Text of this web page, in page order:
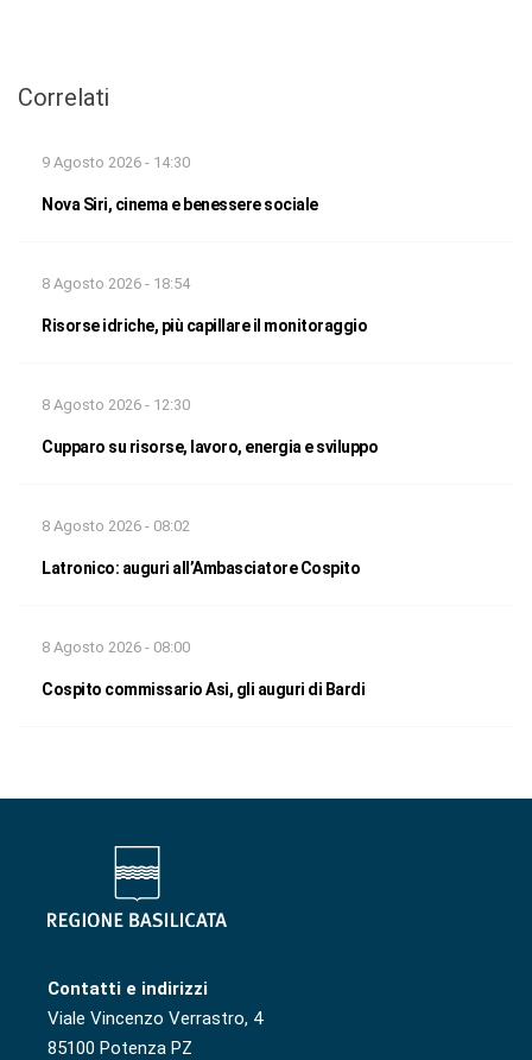
Correlati
9 Agosto 2026 - 14:30
Nova Siri, cinema e benessere sociale
8 Agosto 2026 - 18:54
Risorse idriche, più capillare il monitoraggio
8 Agosto 2026 - 12:30
Cupparo su risorse, lavoro, energia e sviluppo
8 Agosto 2026 - 08:02
Latronico: auguri all’Ambasciatore Cospito
8 Agosto 2026 - 08:00
Cospito commissario Asi, gli auguri di Bardi
Contatti e indirizzi
Viale Vincenzo Verrastro, 4
85100 Potenza PZ